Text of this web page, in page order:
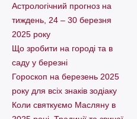
Астрологічний прогноз на
тиждень, 24 – 30 березня
2025 року
Що зробити на городі та в
саду у березні
Гороскоп на березень 2025
року для всіх знаків зодіаку
Коли святкуємо Масляну в